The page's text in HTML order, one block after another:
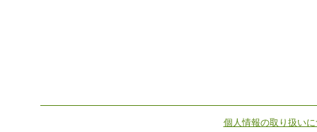
個人情報の取り扱い